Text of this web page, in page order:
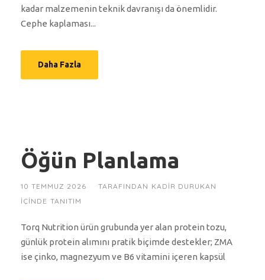
kadar malzemenin teknik davranışı da önemlidir.
Cephe kaplaması...
Daha Fazla
Öğün Planlama
10 TEMMUZ 2026 TARAFINDAN KADIR DURUKAN
IÇINDE TANITIM
Torq Nutrition ürün grubunda yer alan protein tozu,
günlük protein alımını pratik biçimde destekler; ZMA
ise çinko, magnezyum ve B6 vitamini içeren kapsül